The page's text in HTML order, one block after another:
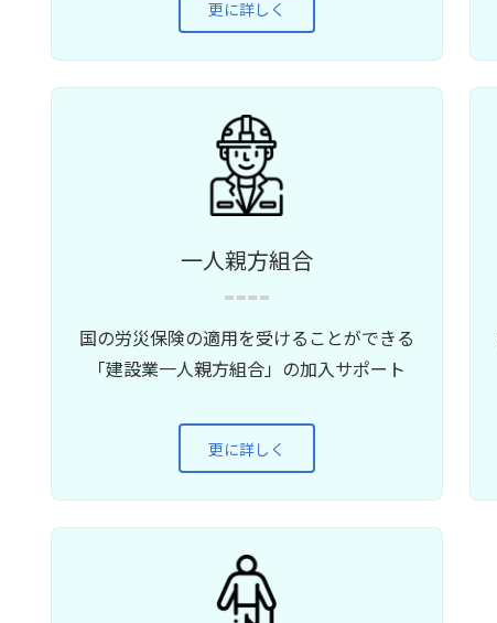
更に詳しく
一人親方組合
国の労災保険の適用を受けることができる
「建設業一人親方組合」の加入サポート
更に詳しく